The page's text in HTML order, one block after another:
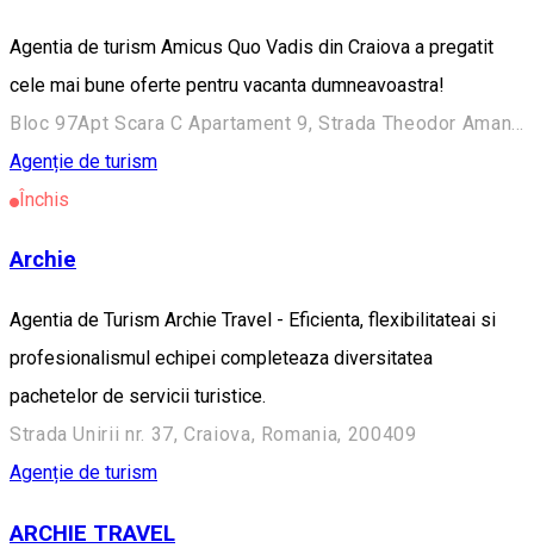
Agentia de turism Amicus Quo Vadis din Craiova a pregatit
cele mai bune oferte pentru vacanta dumneavoastra!
Agenție de turism
Închis
Archie
Agentia de Turism Archie Travel - Eficienta, flexibilitateai si
profesionalismul echipei completeaza diversitatea
pachetelor de servicii turistice.
Strada Unirii nr. 37, Craiova, Romania, 200409
Agenție de turism
ARCHIE TRAVEL